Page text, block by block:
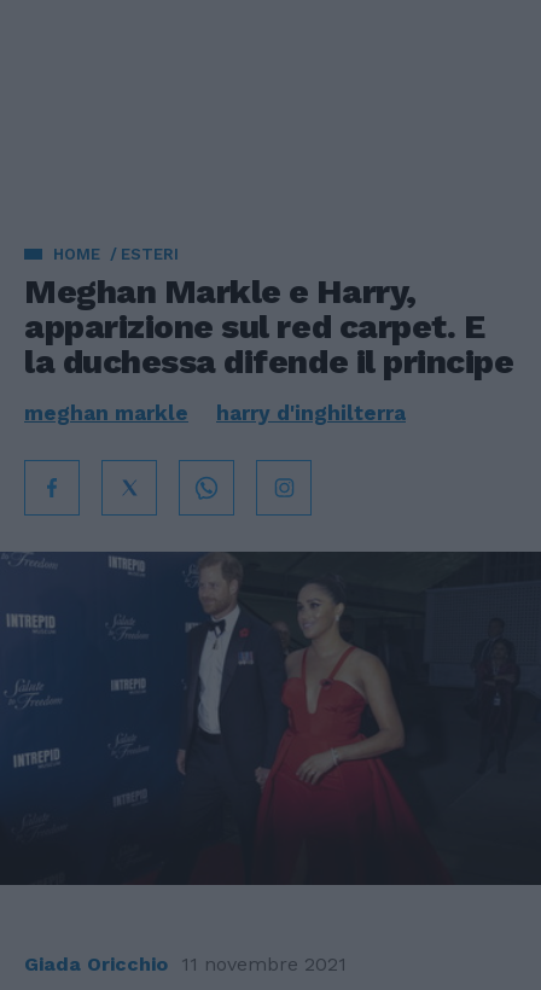
HOME ESTERI
Meghan Markle e Harry,
apparizione sul red carpet. E
la duchessa difende il principe
meghan markle harry d'inghilterra
Giada Oricchio 11 novembre 2021